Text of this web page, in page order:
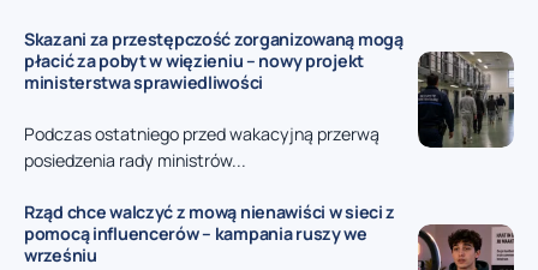
Skazani za przestępczość zorganizowaną mogą
płacić za pobyt w więzieniu – nowy projekt
ministerstwa sprawiedliwości
Podczas ostatniego przed wakacyjną przerwą
posiedzenia rady ministrów...
Rząd chce walczyć z mową nienawiści w sieci z
pomocą influencerów – kampania ruszy we
wrześniu